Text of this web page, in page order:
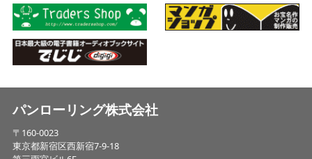
パンローリング株式会社
〒160-0023
東京都新宿区西新宿7-9-18